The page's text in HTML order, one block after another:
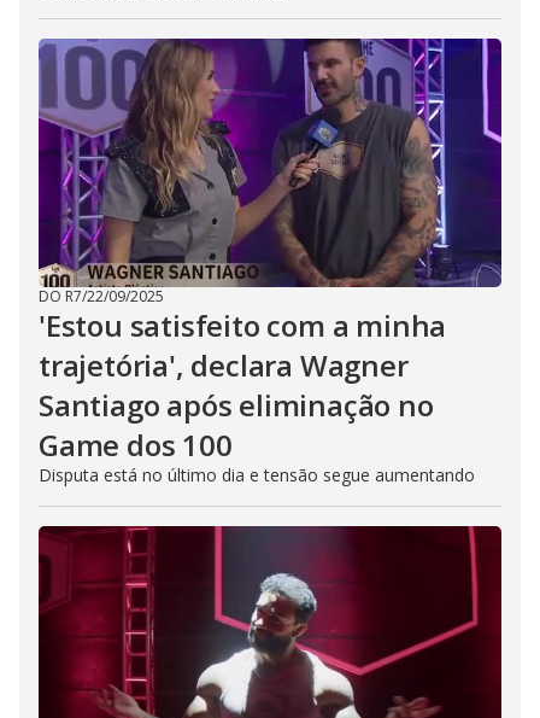
DO R7/22/09/2025
'Estou satisfeito com a minha
trajetória', declara Wagner
Santiago após eliminação no
Game dos 100
Disputa está no último dia e tensão segue aumentando